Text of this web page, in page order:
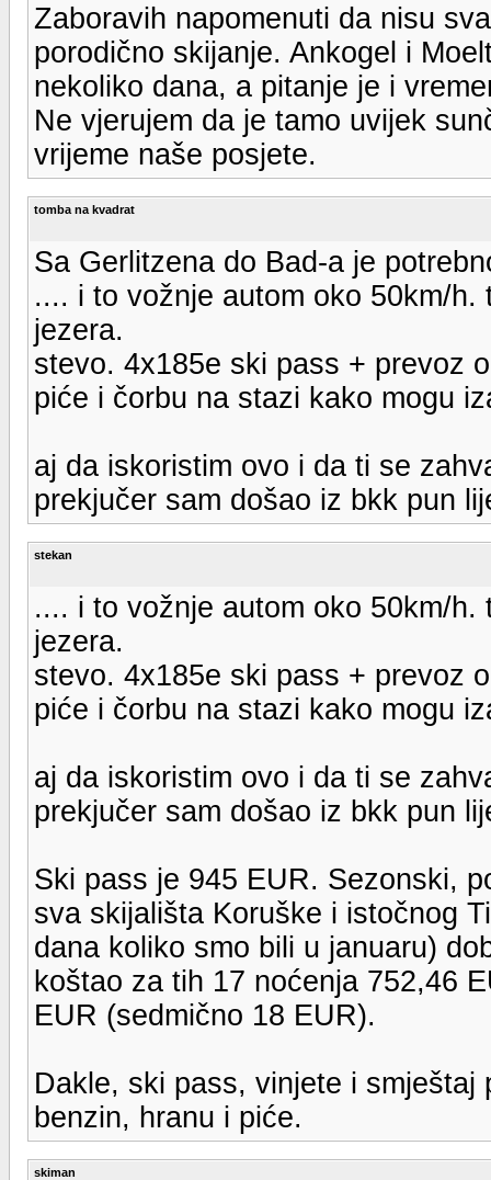
Zaboravih napomenuti da nisu
porodično skijanje. Ankogel i
nekoliko dana, a pitanje je i
Ne vjerujem da je tamo uvijek
vrijeme naše posjete.
tomba na kvadrat
Sa Gerlitzena do Bad-a je
.... i to vožnje autom oko 50km/
jezera.
stevo. 4x185e ski pass + prevoz
piće i čorbu na stazi kako mogu
aj da iskoristim ovo i da ti se
prekjučer sam došao iz bkk pun
stekan
.... i to vožnje autom oko 50km/
jezera.
stevo. 4x185e ski pass + prevoz
piće i čorbu na stazi kako mogu
aj da iskoristim ovo i da ti se
prekjučer sam došao iz bkk pun
Ski pass je 945 EUR. Sezonski,
sva skijališta Koruške i istočnog
dana koliko smo bili u januaru)
koštao za tih 17 noćenja 752,46
EUR (sedmično 18 EUR).
Dakle, ski pass, vinjete i
benzin, hranu i piće.
skiman